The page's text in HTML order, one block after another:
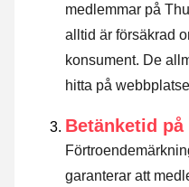
medlemmar på
alltid är försäkrad
konsument. De
hitta på
Betänketid
garanterar att